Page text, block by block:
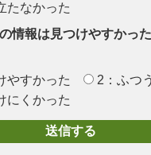
たなかった
情報は見つけやすかっ
やすかった
2：ふつう
にくかった